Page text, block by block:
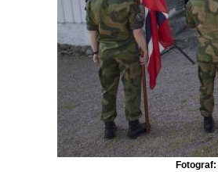
Fotograf: